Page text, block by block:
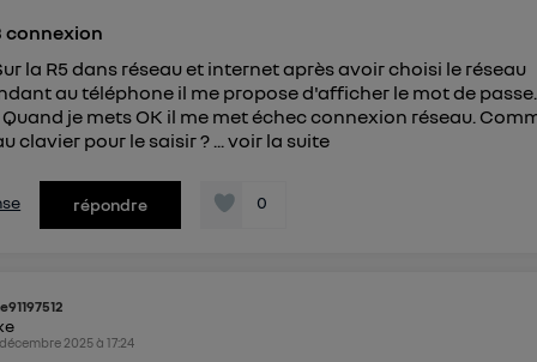
connexion
la R5 dans réseau et internet après avoir choisi le réseau
au téléphone il me propose d'afficher le mot de passe.
je mets OK il me met échec connexion réseau.
clavier pour le saisir ? ...voir la suite
répondre 0
décembre 2025à17:24